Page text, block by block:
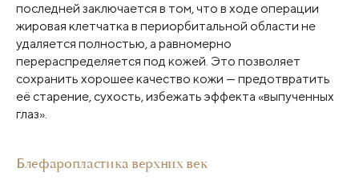
последней заключается в том, что в ходе операции
жировая клетчатка в периорбитальной области не
удаляется полностью, а равномерно
перераспределяется под кожей. Это позволяет
сохранить хорошее качество кожи — предотвратить
её старение, сухость, избежать эффекта «выпученных
глаз».
Блефаропластика верхних век